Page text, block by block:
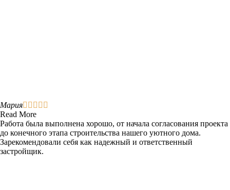
Мария    
Read More
Работа была выполнена хорошо, от начала согласования проекта
до конечного этапа строительства нашего уютного дома.
Зарекомендовали себя как надежный и ответственный
застройщик.